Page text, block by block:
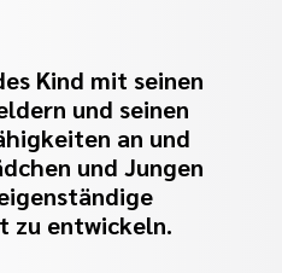
Kind mit seinen
und seinen
an und
und Jungen
zu entwickeln.